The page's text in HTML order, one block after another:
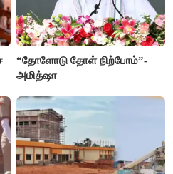
“தோளோடு தோள் நிற்போம்”-
அமித்ஷா